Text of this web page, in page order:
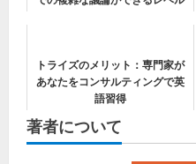
トライズのメリット：専門家が
あなたをコンサルティングで英
語習得
著者について